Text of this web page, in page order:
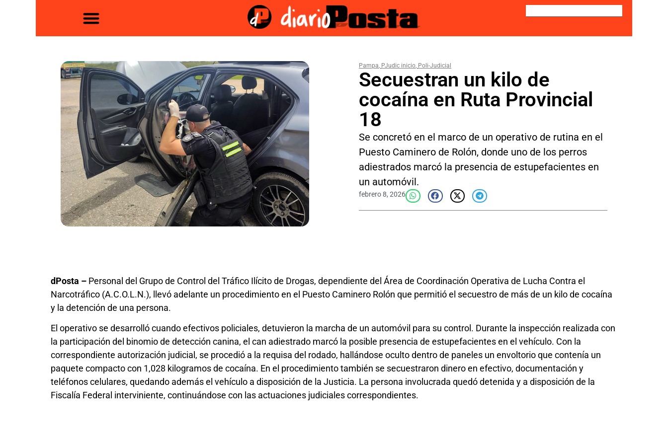
Pampa PJudic inicio Poli-Judicial
Secuestran un kilo de
cocaína en Ruta Provincial
18
Se concretó en el marco de un operativo de rutina en el
Puesto Caminero de Rolón, donde uno de los perros
adiestrados marcó la presencia de estupefacientes en
un automóvil.
febrero 8, 2026
dPosta – Personal del Grupo de Control del Tráfico Ilícito de Drogas, dependiente del Área de Coordinación Operativa de Lucha Contra el
Narcotráfico (A.C.O.L.N.), llevó adelante un procedimiento en el Puesto Caminero Rolón que permitió el secuestro de más de un kilo de cocaína
y la detención de una persona.
El operativo se desarrolló cuando efectivos policiales, detuvieron la marcha de un automóvil para su control. Durante la inspección realizada con
la participación del binomio de detección canina, el can adiestrado marcó la posible presencia de estupefacientes en el vehículo. Con la
correspondiente autorización judicial, se procedió a la requisa del rodado, hallándose oculto dentro de paneles un envoltorio que contenía un
paquete compacto con 1,028 kilogramos de cocaína. En el procedimiento también se secuestraron dinero en efectivo, documentación y
teléfonos celulares, quedando además el vehículo a disposición de la Justicia. La persona involucrada quedó detenida y a disposición de la
Fiscalía Federal interviniente, continuándose con las actuaciones judiciales correspondientes.